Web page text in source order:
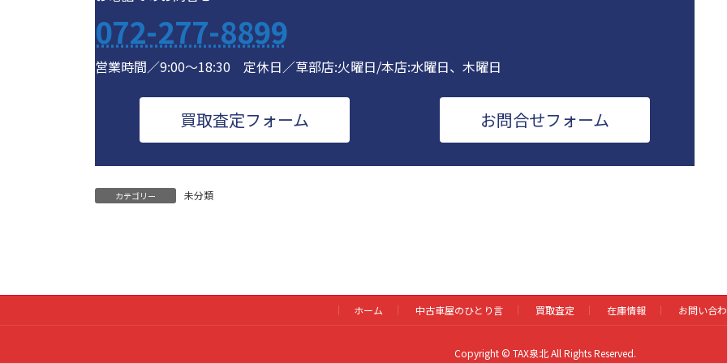
072-277-8899
営業時間／9:00～18:30 定休日／草部店:火曜日/本店:水曜日、木曜日
買取査定フォーム お問合せフォーム
カテゴリー 未分類
ホーム 中古車屋のひとり言 買取査定 在庫情報 お問い合
Copyright © TAX泉北 All Rights Reserved.